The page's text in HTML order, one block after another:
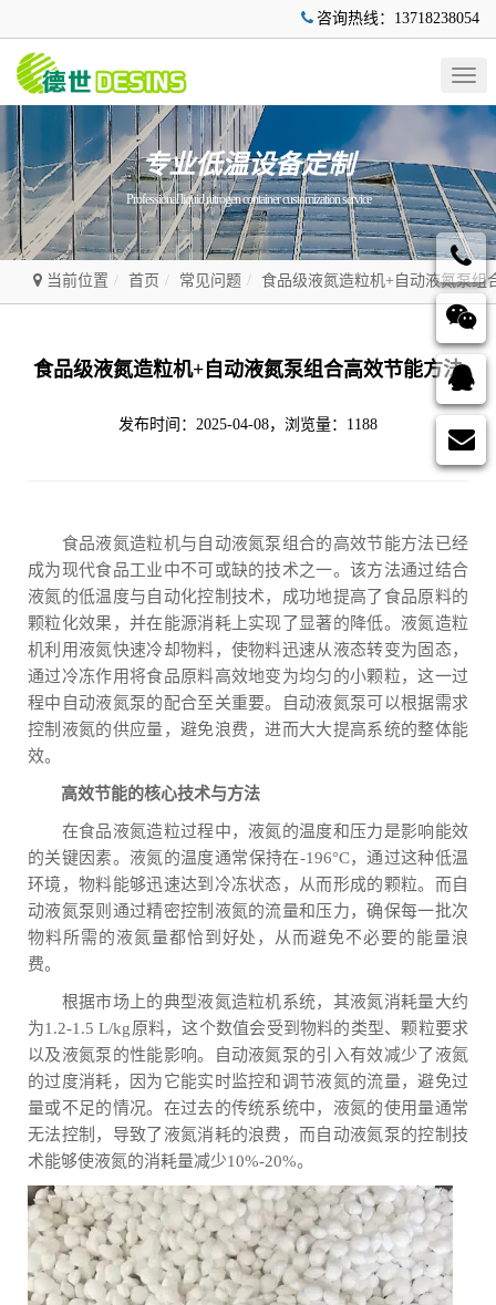
咨询热线：13718238054
专业低温设备定制
Professional liquid nitrogen container customization service
当前位置 首页 常见问题 食品级液氮造粒机+自动液氮泵组
食品级液氮造粒机+自动液氮泵组合高效节能方法
发布时间：2025-04-08，浏览量：1188
食品液氮造粒机与自动液氮泵组合的高效节能方法已经
成为现代食品工业中不可或缺的技术之一。该方法通过结合
液氮的低温度与自动化控制技术，成功地提高了食品原料的
颗粒化效果，并在能源消耗上实现了显著的降低。液氮造粒
机利用液氮快速冷却物料，使物料迅速从液态转变为固态，
通过冷冻作用将食品原料高效地变为均匀的小颗粒，这一过
程中自动液氮泵的配合至关重要。自动液氮泵可以根据需求
控制液氮的供应量，避免浪费，进而大大提高系统的整体能
效。
高效节能的核心技术与方法
在食品液氮造粒过程中，液氮的温度和压力是影响能效
的关键因素。液氮的温度通常保持在-196°C，通过这种低温
环境，物料能够迅速达到冷冻状态，从而形成的颗粒。而自
动液氮泵则通过精密控制液氮的流量和压力，确保每一批次
物料所需的液氮量都恰到好处，从而避免不必要的能量浪
费。
根据市场上的典型液氮造粒机系统，其液氮消耗量大约
为1.2-1.5 L/kg原料，这个数值会受到物料的类型、颗粒要求
以及液氮泵的性能影响。自动液氮泵的引入有效减少了液氮
的过度消耗，因为它能实时监控和调节液氮的流量，避免过
量或不足的情况。在过去的传统系统中，液氮的使用量通常
无法控制，导致了液氮消耗的浪费，而自动液氮泵的控制技
术能够使液氮的消耗量减少10%-20%。